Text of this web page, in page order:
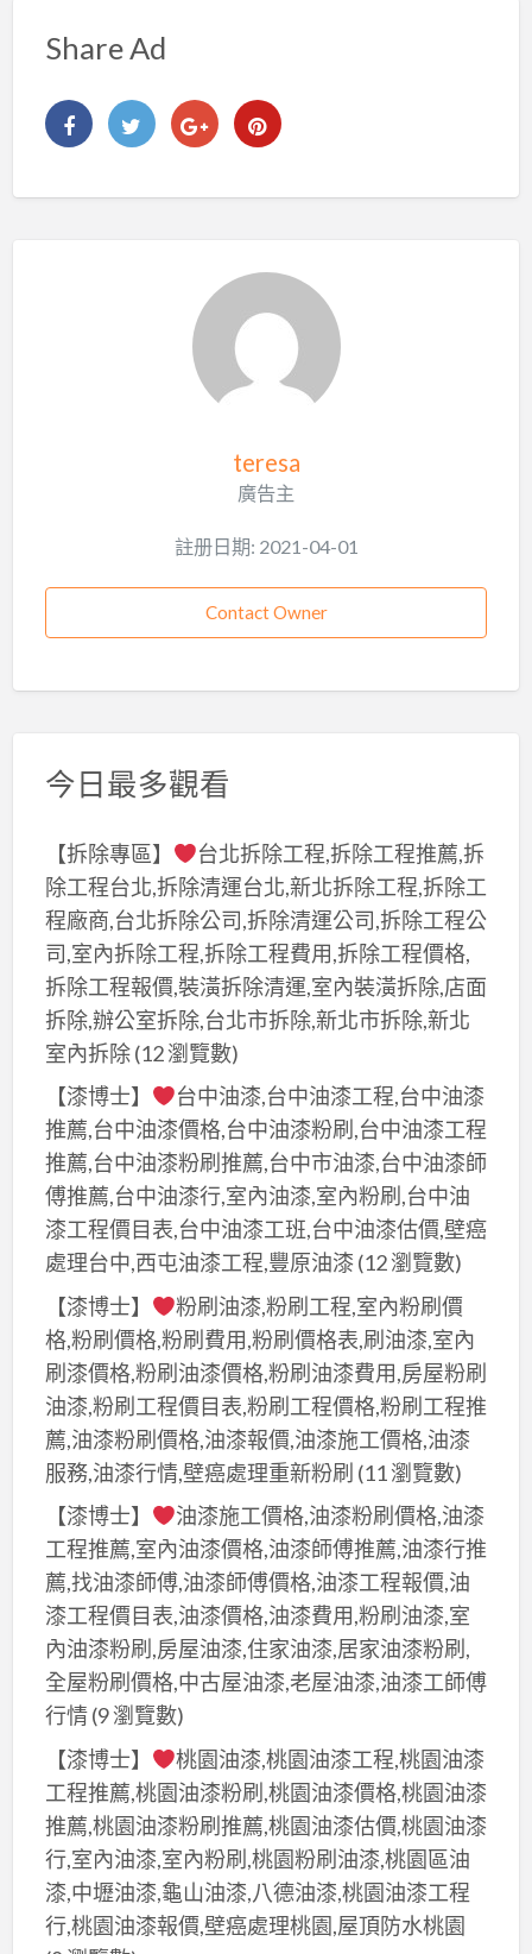
Share Ad
teresa
廣告主
註册日期: 2021-04-01
Contact Owner
今日最多觀看
【拆除專區】
台北拆除工程,拆除工程推薦,拆
除工程台北,拆除清運台北,新北拆除工程,拆除工
程廠商,台北拆除公司,拆除清運公司,拆除工程公
司,室內拆除工程,拆除工程費用,拆除工程價格,
拆除工程報價,裝潢拆除清運,室內裝潢拆除,店面
拆除,辦公室拆除,台北市拆除,新北市拆除,新北
室內拆除(12 瀏覽數)
【漆博士】
台中油漆,台中油漆工程,台中油漆
推薦,台中油漆價格,台中油漆粉刷,台中油漆工程
推薦,台中油漆粉刷推薦,台中市油漆,台中油漆師
傅推薦,台中油漆行,室內油漆,室內粉刷,台中油
漆工程價目表,台中油漆工班,台中油漆估價,壁癌
處理台中,西屯油漆工程,豐原油漆(12 瀏覽數)
【漆博士】
粉刷油漆,粉刷工程,室內粉刷價
格,粉刷價格,粉刷費用,粉刷價格表,刷油漆,室內
刷漆價格,粉刷油漆價格,粉刷油漆費用,房屋粉刷
油漆,粉刷工程價目表,粉刷工程價格,粉刷工程推
薦,油漆粉刷價格,油漆報價,油漆施工價格,油漆
服務,油漆行情,壁癌處理重新粉刷 (11 瀏覽數)
【漆博士】
油漆施工價格,油漆粉刷價格,油漆
工程推薦,室內油漆價格,油漆師傅推薦,油漆行推
薦,找油漆師傅,油漆師傅價格,油漆工程報價,油
漆工程價目表,油漆價格,油漆費用,粉刷油漆,室
內油漆粉刷,房屋油漆,住家油漆,居家油漆粉刷,
全屋粉刷價格,中古屋油漆,老屋油漆,油漆工師傅
行情(9 瀏覽數)
【漆博士】
桃園油漆,桃園油漆工程,桃園油漆
工程推薦,桃園油漆粉刷,桃園油漆價格,桃園油漆
推薦,桃園油漆粉刷推薦,桃園油漆估價,桃園油漆
行,室內油漆,室內粉刷,桃園粉刷油漆,桃園區油
漆,中壢油漆,龜山油漆,八德油漆,桃園油漆工程
行,桃園油漆報價,壁癌處理桃園,屋頂防水桃園